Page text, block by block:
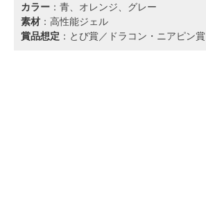
カラー ：青、オレンジ、グレー
素材 ：高性能ジェル
賞品想定 ：とび賞／ドラコン・ニアピン賞